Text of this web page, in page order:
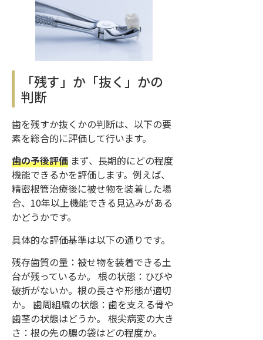
「残す」か「抜く」かの
判断
歯を残すか抜くかの判断は、以下の要
素を総合的に評価して行います。
歯の予後評価 まず、長期的にどの程度
機能できるかを評価します。例えば、
精密根管治療後に被せ物を装着した場
合、10年以上機能できる見込みがある
かどうかです。
具体的な評価基準は以下の通りです。
残存歯質の量：被せ物を装着できる土
台が残っているか。 根の状態：ひびや
破折がないか。根の長さや形態が適切
か。 歯周組織の状態：歯を支える骨や
歯茎の状態はどうか。 根尖病変の大き
さ：根の先の膿の袋はどの程度か。